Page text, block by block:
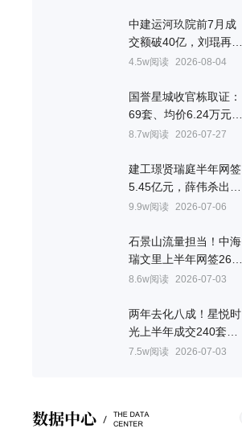
中建运河玖院前7月成
交额破40亿，刘琨再拿
一个单盘销冠
4.5w阅读 2026-08-04
国誉星城收官栋取证：
69套、均价6.24万元/
㎡
8.7w阅读 2026-07-27
建工璟贤瑞庭半年网签
5.45亿元，薛伟杀出重
围拿下房山销冠
9.9w阅读 2026-07-06
石景山流量担当！中海
瑞文里上半年网签261
套夺冠
8.6w阅读 2026-07-03
两年去化八成！星悦时
光上半年成交240套，
韩跃联手叶晨拿下顺义
7.5w阅读 2026-07-03